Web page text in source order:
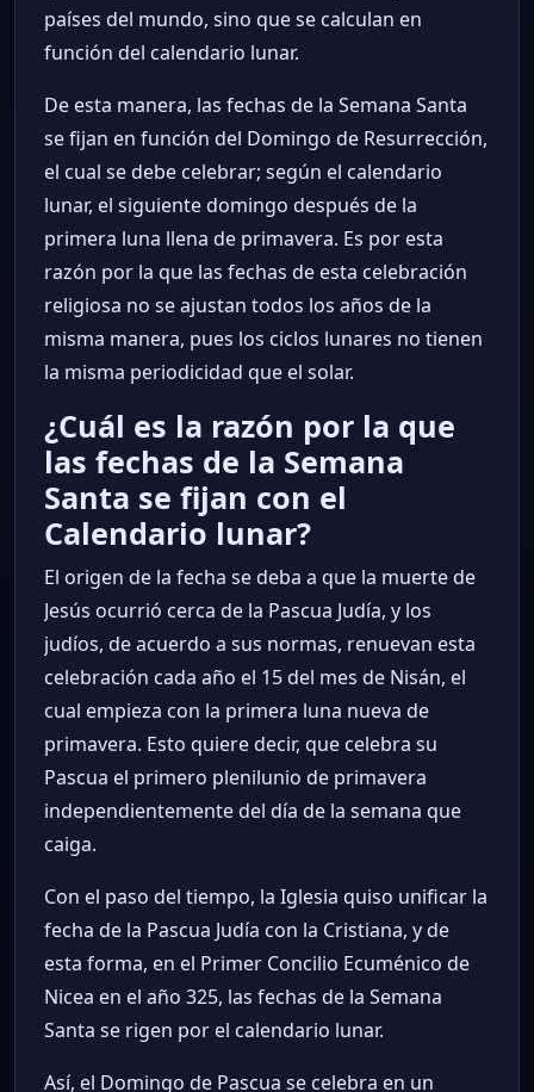
países del mundo, sino que se calculan en
función del calendario lunar.
De esta manera, las fechas de la Semana Santa
se fijan en función del Domingo de Resurrección,
el cual se debe celebrar; según el calendario
lunar, el siguiente domingo después de la
primera luna llena de primavera. Es por esta
razón por la que las fechas de esta celebración
religiosa no se ajustan todos los años de la
misma manera, pues los ciclos lunares no tienen
la misma periodicidad que el solar.
¿Cuál es la razón por la que
las fechas de la Semana
Santa se fijan con el
Calendario lunar?
El origen de la fecha se deba a que la muerte de
Jesús ocurrió cerca de la Pascua Judía, y los
judíos, de acuerdo a sus normas, renuevan esta
celebración cada año el 15 del mes de Nisán, el
cual empieza con la primera luna nueva de
primavera. Esto quiere decir, que celebra su
Pascua el primero plenilunio de primavera
independientemente del día de la semana que
caiga.
Con el paso del tiempo, la Iglesia quiso unificar la
fecha de la Pascua Judía con la Cristiana, y de
esta forma, en el Primer Concilio Ecuménico de
Nicea en el año 325, las fechas de la Semana
Santa se rigen por el calendario lunar.
Así, el Domingo de Pascua se celebra en un